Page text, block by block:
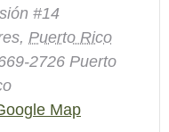
#14
, Puerto Rico
2726 Puerto
Map